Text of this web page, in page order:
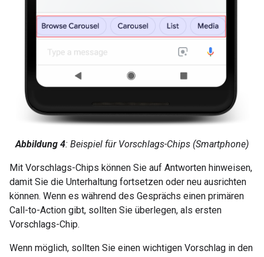
Abbildung 4: Beispiel für Vorschlags-Chips (Smartphone)
Mit Vorschlags-Chips können Sie auf Antworten hinweisen,
damit Sie die Unterhaltung fortsetzen oder neu ausrichten
können. Wenn es während des Gesprächs einen primären
Call-to-Action gibt, sollten Sie überlegen, als ersten
Vorschlags-Chip.
Wenn möglich, sollten Sie einen wichtigen Vorschlag in den